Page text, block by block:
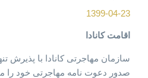
1399-04-23
اقامت کانادا
صدور دعوت نامه مهاجرتی خود را